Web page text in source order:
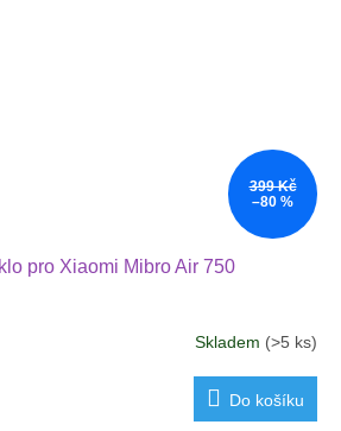
399 Kč
–80 %
pro Xiaomi Mibro Air 750
Skladem (>5 ks)
Do košíku